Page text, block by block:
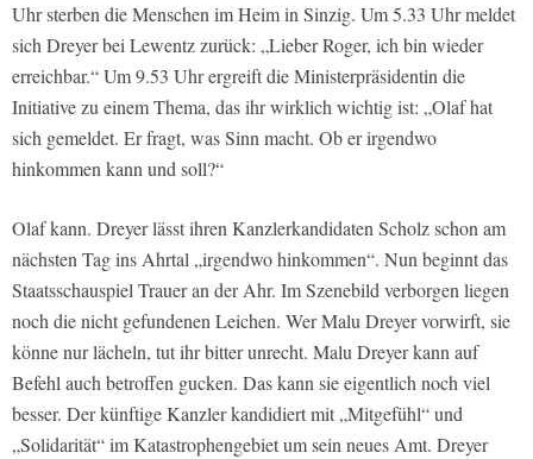
Uhr sterben die Menschen im Heim in Sinzig. Um 5.33 Uhr meldet
sich Dreyer bei Lewentz zurück: „Lieber Roger, ich bin wieder
erreichbar.“ Um 9.53 Uhr ergreift die Ministerpräsidentin die
Initiative zu einem Thema, das ihr wirklich wichtig ist: „Olaf hat
sich gemeldet. Er fragt, was Sinn macht. Ob er irgendwo
hinkommen kann und soll?“
Olaf kann. Dreyer lässt ihren Kanzlerkandidaten Scholz schon am
nächsten Tag ins Ahrtal „irgendwo hinkommen“. Nun beginnt das
Staatsschauspiel Trauer an der Ahr. Im Szenebild verborgen liegen
noch die nicht gefundenen Leichen. Wer Malu Dreyer vorwirft, sie
könne nur lächeln, tut ihr bitter unrecht. Malu Dreyer kann auf
Befehl auch betroffen gucken. Das kann sie eigentlich noch viel
besser. Der künftige Kanzler kandidiert mit „Mitgefühl“ und
„Solidarität“ im Katastrophengebiet um sein neues Amt. Dreyer